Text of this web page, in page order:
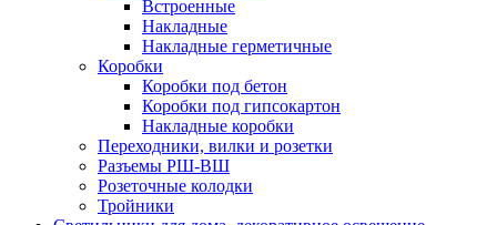
Встроенные
Накладные
Накладные герметичные
Коробки
Коробки под бетон
Коробки под гипсокартон
Накладные коробки
Переходники, вилки и розетки
Разъемы РШ-ВШ
Розеточные колодки
Тройники